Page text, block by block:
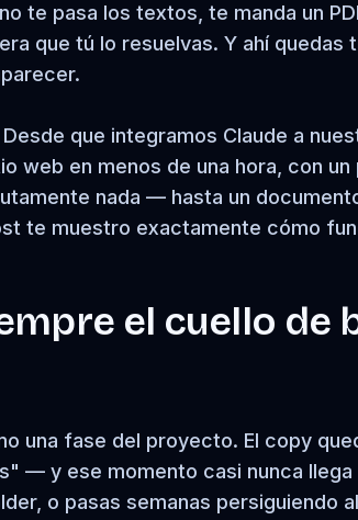
te pasa los textos, te manda un
que tú lo resuelvas. Y ahí quedas
que integramos Claude a
web en menos de una hora, con
nada — hasta un
te muestro exactamente cómo
el cuello de
una fase del proyecto. El copy
— y ese momento casi nunca llega
o pasas semanas persiguiendo